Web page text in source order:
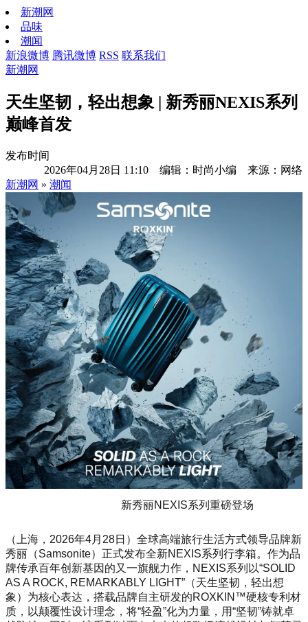
新潮网
品味
潮闻
新浪微博 腾讯微博 RSS 联系我们
新潮网
天生坚韧，轻出想象 | 新秀丽NEXIS系列
巅峰首发
发布时间
2026年04月28日 11:10 编辑：时尚小编 来源：网络
新潮网 » 潮闻
新秀丽NEXIS系列重磅登场
（上海，2026年4月28日）全球高端旅行生活方式领导品牌新
秀丽（Samsonite）正式发布全新NEXIS系列行李箱。作为品
牌传承百年创新基因的又一旗舰力作，NEXIS系列以“SOLID
AS A ROCK, REMARKABLY LIGHT”（天生坚韧，轻出想
象）为核心表达，搭载品牌自主研发的ROXKIN™硬核专利材
质，以颠覆性设计理念，将“轻盈”化为力量，用“坚韧”铸就卓